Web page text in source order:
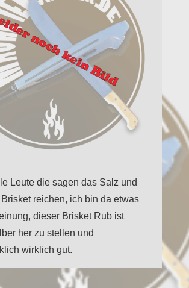
Leute die sagen das Salz und
Brisket reichen, ich bin da etwas
dieser Brisket Rub ist
her zu stellen und
wirklich gut.